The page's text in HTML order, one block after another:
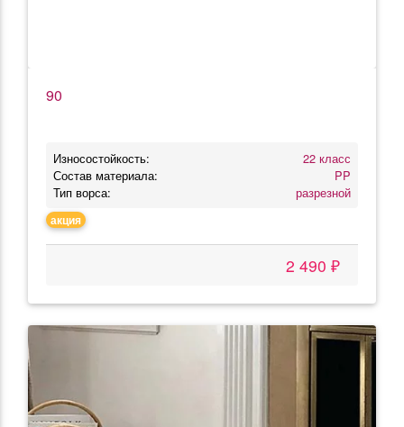
90
Износостойкость:
22 класс
Состав материала:
PP
Тип ворса:
разрезной
акция
2 490 ₽